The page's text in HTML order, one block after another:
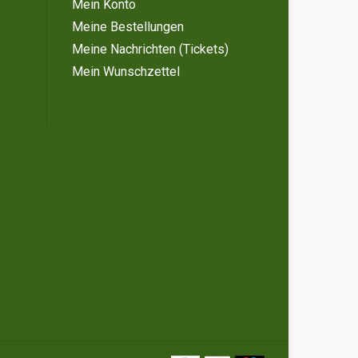
Mein Konto
Meine Bestellungen
Meine Nachrichten (Tickets)
Mein Wunschzettel